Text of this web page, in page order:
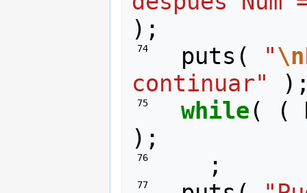
);
74 puts ( "\n
continuar"
75 while ( (
);
76 ;
77